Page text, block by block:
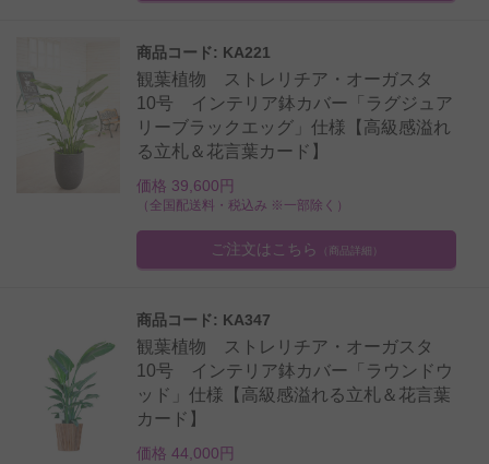
商品コード: KA221
観葉植物 ストレリチア・オーガスタ
10号 インテリア鉢カバー「ラグジュア
リーブラックエッグ」仕様【高級感溢れ
る立札＆花言葉カード】
価格 39,600円
（全国配送料・税込み ※一部除く）
ご注文はこちら （商品詳細）
商品コード: KA347
観葉植物 ストレリチア・オーガスタ
10号 インテリア鉢カバー「ラウンドウ
ッド」仕様【高級感溢れる立札＆花言葉
カード】
価格 44,000円